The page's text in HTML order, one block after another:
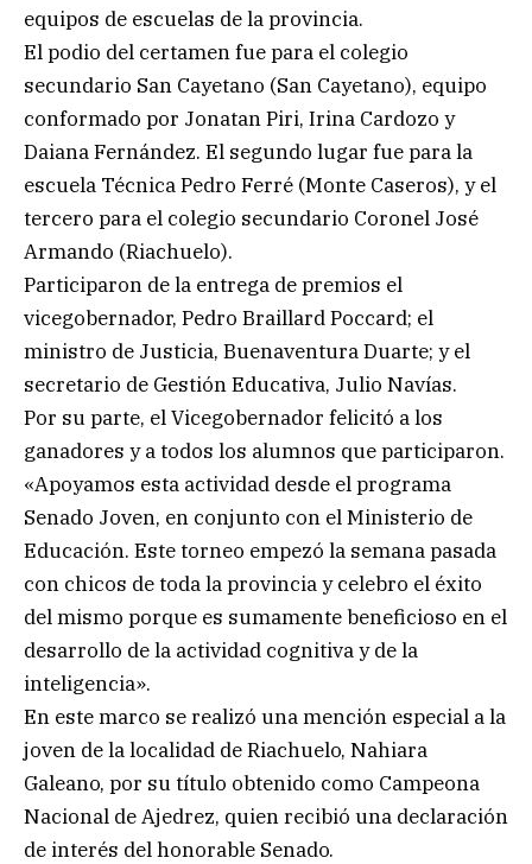
equipos de escuelas de la provincia.
El podio del certamen fue para el colegio
secundario San Cayetano (San Cayetano), equipo
conformado por Jonatan Piri, Irina Cardozo y
Daiana Fernández. El segundo lugar fue para la
escuela Técnica Pedro Ferré (Monte Caseros), y el
tercero para el colegio secundario Coronel José
Armando (Riachuelo).
Participaron de la entrega de premios el
vicegobernador, Pedro Braillard Poccard; el
ministro de Justicia, Buenaventura Duarte; y el
secretario de Gestión Educativa, Julio Navías.
Por su parte, el Vicegobernador felicitó a los
ganadores y a todos los alumnos que participaron.
«Apoyamos esta actividad desde el programa
Senado Joven, en conjunto con el Ministerio de
Educación. Este torneo empezó la semana pasada
con chicos de toda la provincia y celebro el éxito
del mismo porque es sumamente beneficioso en el
desarrollo de la actividad cognitiva y de la
inteligencia».
En este marco se realizó una mención especial a la
joven de la localidad de Riachuelo, Nahiara
Galeano, por su título obtenido como Campeona
Nacional de Ajedrez, quien recibió una declaración
de interés del honorable Senado.